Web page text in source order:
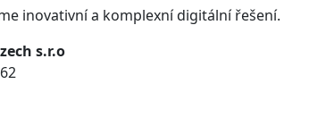
inovativní a komplexní digitální řešení.
s.r.o